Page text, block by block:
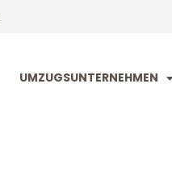
UMZUGSUNTERNEHMEN